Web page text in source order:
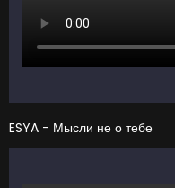
ESYA - Мысли не о тебе